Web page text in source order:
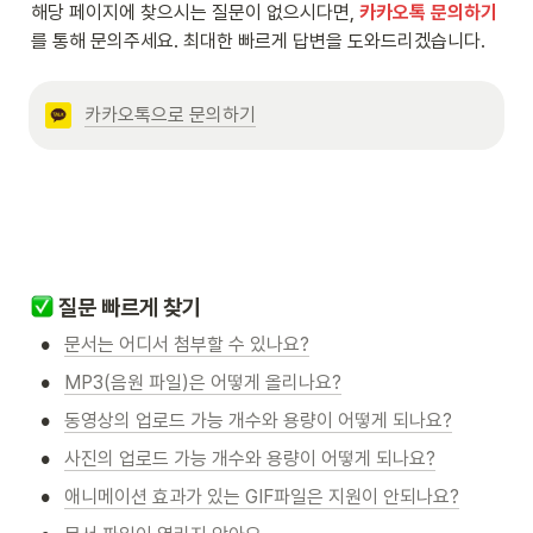
해당 페이지에 찾으시는 질문이 없으시다면, 카카오톡 문의하기
를 통해 문의주세요. 최대한 빠르게 답변을 도와드리겠습니다.
카카오톡으로 문의하기
질문 빠르게 찾기
• 문서는 어디서 첨부할 수 있나요?
• MP3(음원 파일)은 어떻게 올리나요?
• 동영상의 업로드 가능 개수와 용량이 어떻게 되나요?
• 사진의 업로드 가능 개수와 용량이 어떻게 되나요?
• 애니메이션 효과가 있는 GIF파일은 지원이 안되나요?